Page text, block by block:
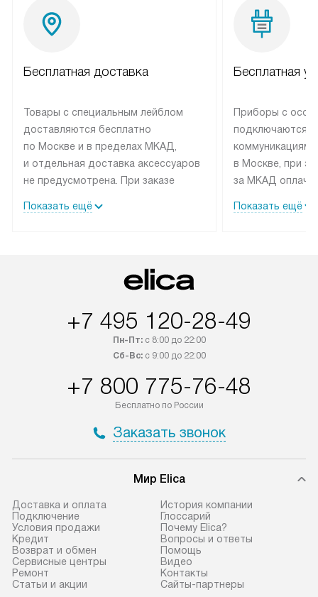
Бесплатная доставка
Товары с специальным лейблом
доставляются бесплатно
по Москве и в пределах МКАД,
и отдельная доставка аксессуаров
не предусмотрена. При заказе
рекомендуем обсудить
быть отправлены покупателю
интересен товар «Под заказ»,
приобретения с менеджером сайта.
доставляются бесплатно
по Москве в пределах МКАД,
не предусмотрена.
доставки доставит упакованный
прибор до двери или прихожей.
Если необходимо переместить
прибор до места установки,
пожалуйста, предварительно
уточните это с менеджером.
За данную услугу взимается
Показать ещё
Бесплатная
Приборы с
подключаются к
коммуникациям
в Москве, при
за МКАД
партнера
по монтажу
материалы.
к воде, крана и
Показать ещё
+7 495 120-28-49
Пн-Пт:с 8:00 до 22:00
Сб-Вс:с 9:00 до 22:00
+7 800 775-76-48
Бесплатно по России
Заказать звонок
Мир Elica
Доставка и оплата
Подключение
Условия продажи
Кредит
Возврат и обмен
Сервисные центры
Ремонт
Статьи и акции
История компании
Глоссарий
Почему Elica?
Вопросы и ответы
Помощь
Видео
Контакты
Сайты-партнеры